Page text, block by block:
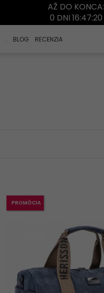
AŽ DO KONCA:
0 DNI 16:47:18
. BLOG RECENZIA
PROMÓCIA